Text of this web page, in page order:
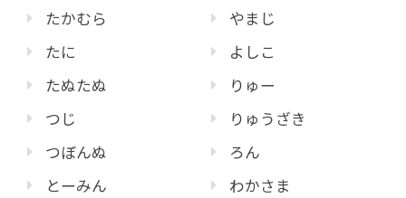
たかむら
たに
たぬたぬ
つじ
つぼんぬ
とーみん
やまじ
よしこ
りゅー
りゅうざき
ろん
わかさま